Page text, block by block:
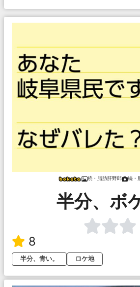
続・脂肪肝野郎 続・
半分、ボ
8
半分、青い。
ロケ地